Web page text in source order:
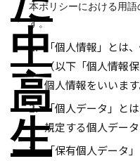
本ポリシーにおける用
す。
1.
「個人情報」とは
（以下「個人情報
個人情報をいいます
2. 「個人データ」と
規定する個人データ
3. 「保有個人データ